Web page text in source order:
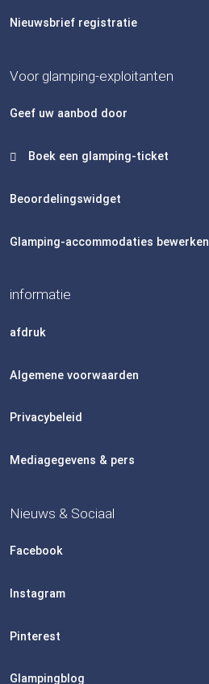
Nieuwsbrief registratie
Voor glamping-exploitanten
Geef uw aanbod door
Boek een glamping-ticket
Beoordelingswidget
Glamping-accommodaties bewerken
informatie
afdruk
Algemene voorwaarden
Privacybeleid
Mediagegevens & pers
Nieuws & Sociaal
Facebook
Instagram
Pinterest
Glampingblog